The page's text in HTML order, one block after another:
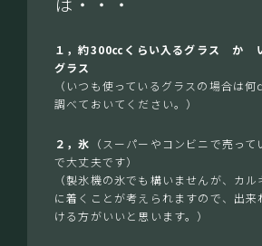
１，約300㏄くらい入るグラス か
グラス
（いつも使っているグラスの場合は何
調べておいてください。）
２，氷 （スーパーやコンビニで売っ
で大丈夫です）
（製氷機の氷でも構いませんが、カ
に着くことが考えられますので、出来
ける方がいいと思います。）